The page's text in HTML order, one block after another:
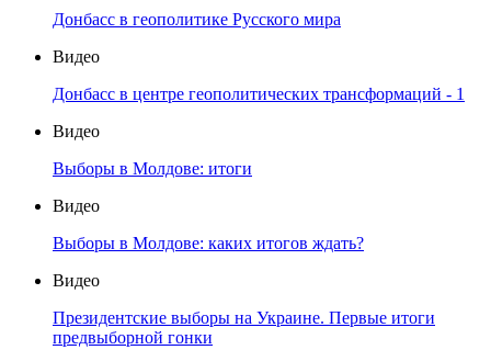
Донбасс в геополитике Русского мира
Видео
Донбасс в центре геополитических трансформаций - 1
Видео
Выборы в Молдове: итоги
Видео
Выборы в Молдове: каких итогов ждать?
Видео
Президентские выборы на Украине. Первые итоги
предвыборной гонки